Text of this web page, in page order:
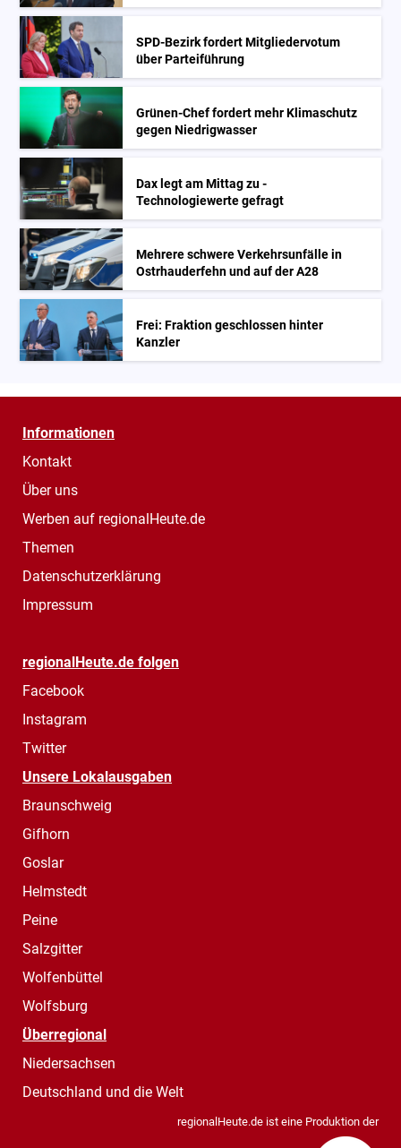
SPD-Bezirk fordert Mitgliedervotum
über Parteiführung
Grünen-Chef fordert mehr Klimaschutz
gegen Niedrigwasser
Dax legt am Mittag zu -
Technologiewerte gefragt
Mehrere schwere Verkehrsunfälle in
Ostrhauderfehn und auf der A28
Frei: Fraktion geschlossen hinter
Kanzler
Informationen
Kontakt
Über uns
Werben auf regionalHeute.de
Themen
Datenschutzerklärung
Impressum
regionalHeute.de folgen
Facebook
Instagram
Twitter
Unsere Lokalausgaben
Braunschweig
Gifhorn
Goslar
Helmstedt
Peine
Salzgitter
Wolfenbüttel
Wolfsburg
Überregional
Niedersachsen
Deutschland und die Welt
regionalHeute.de ist eine Produktion der